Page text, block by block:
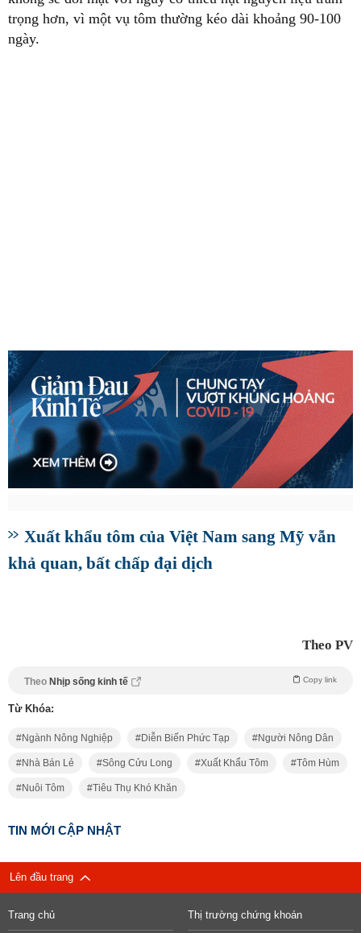
trọng hơn, vì một vụ tôm thường kéo dài khoảng 90-100
ngày.
Xuất khẩu tôm của Việt Nam sang Mỹ vẫn
khả quan, bất chấp đại dịch
Theo PV
Theo Nhịp sống kinh tế Copy link
Từ Khóa:
Ngành Nông Nghiệp Diễn Biến Phức Tạp Người Nông Dân
Nhà Bán Lẻ Sông Cửu Long Xuất Khẩu Tôm Tôm Hùm
Nuôi Tôm Tiêu Thụ Khó Khăn
TIN MỚI CẬP NHẬT
Lên đầu trang
Trang chủ Thị trường chứng khoán